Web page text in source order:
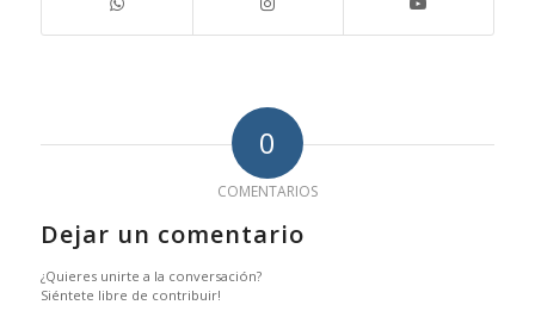
0
COMENTARIOS
Dejar un comentario
¿Quieres unirte a la conversación?
Siéntete libre de contribuir!